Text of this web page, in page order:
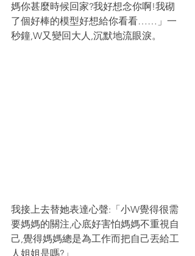
媽你甚麼時候回家?我好想念你啊!我砌
了個好棒的模型好想給你看看……」一
秒鐘,W又變回大人,沉默地流眼淚。
我接上去替她表達心聲:「小W覺得很需
要媽媽的關注,心底好害怕媽媽不重視自
己,覺得媽媽總是為工作而把自己丟給工
人姐姐是嗎?」